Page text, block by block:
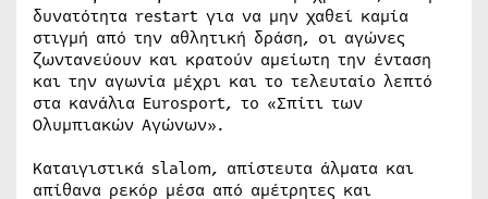
δυνατότητα restart για να μην χαθεί καμία
στιγμή από την αθλητική δράση, οι αγώνες
ζωντανεύουν και κρατούν αμείωτη την ένταση
και την αγωνία μέχρι και το τελευταίο λεπτό
στα κανάλια Eurosport, το «Σπίτι των
Ολυμπιακών Αγώνων».
Καταιγιστικά slalom, απίστευτα άλματα και
απίθανα ρεκόρ μέσα από αμέτρητες και